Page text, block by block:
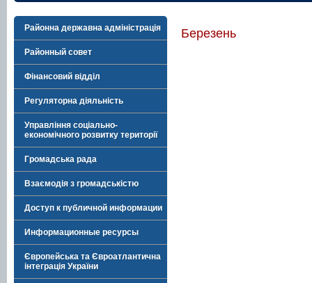
Районна державна адміністрація
Районный совет
Фінансовий відділ
Регуляторна діяльність
Управління соціально-
економічного розвитку території
Громадська рада
Взаємодія з громадськістю
Доступ к публичной информации
Информационные ресурсы
Європейська та Євроатлантична
інтеграція України
Березень